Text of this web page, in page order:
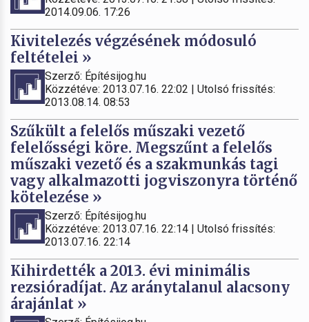
2014.09.06. 17:26
Kivitelezés végzésének módosuló
feltételei »
Szerző: Építésijog.hu
Közzétéve: 2013.07.16. 22:02 | Utolsó frissítés:
2013.08.14. 08:53
Szűkült a felelős műszaki vezető
felelősségi köre. Megszűnt a felelős
műszaki vezető és a szakmunkás tagi
vagy alkalmazotti jogviszonyra történő
kötelezése »
Szerző: Építésijog.hu
Közzétéve: 2013.07.16. 22:14 | Utolsó frissítés:
2013.07.16. 22:14
Kihirdették a 2013. évi minimális
rezsióradíjat. Az aránytalanul alacsony
árajánlat »